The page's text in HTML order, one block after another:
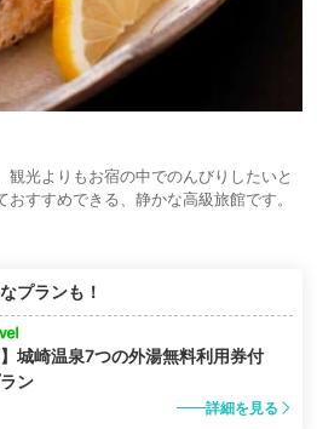
観光よりもお宿の中でのんびりしたいと
すすめできる、静かな高級旅館です。
プランも！
】城崎温泉7つの外湯無料利用券付
ン
詳細を見る